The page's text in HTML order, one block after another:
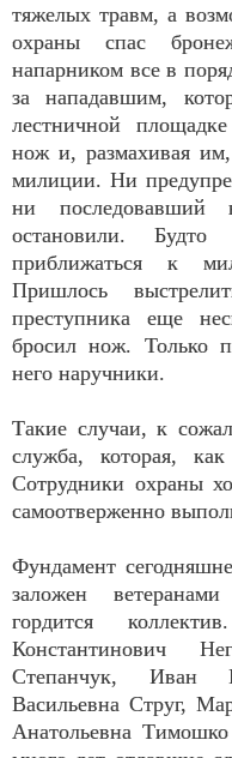
тяжелых травм, а
охраны спас
напарником все в
за нападавшим,
лестничной
нож и, размахивая им,
милиции. Ни
ни
остановили.
приближаться к
Пришлось
преступника еще
бросил нож. Только
него наручники.
Такие случаи, к
служба, которая,
Сотрудники охраны
самоотверженно
Фундамент
заложен
гордится
Константинович
Степанчук, Иван
Васильевна Струг,
Анатольевна